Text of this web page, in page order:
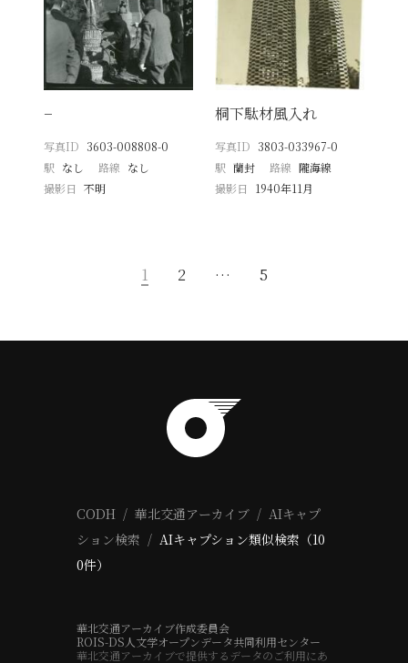
−
写真ID 3603-008808-0
駅 なし 路線 なし
撮影日
不明
桐下駄材風入れ
写真ID 3803-033967-0
駅 蘭封 路線 隴海線
撮影日
1940年11月
1 2 … 5
CODH 華北交通アーカイブ
AIキャプ
ション検索
AIキャプション類似検索（10
0件）
華北交通アーカイブ作成委員会
ROIS-DS人文学オープンデータ共同利用センター
華北交通アーカイブで提供するデータのご利用にあ